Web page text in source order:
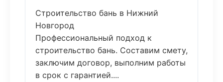
Строительство бань в Нижний
Новгород
Профессиональный подход к
строительство бань. Составим смету,
заключим договор, выполним работы
в срок с гарантией....